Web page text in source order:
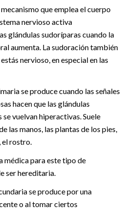
que emplea el cuerpo
nervioso activa
glándulas sudoríparas cuando la
aumenta. La sudoración también
nervioso, en especial en las
se produce cuando las señales
hacen que las glándulas
vuelvan hiperactivas. Suele
las manos, las plantas de los pies,
el rostro.
médica para este tipo de
ser hereditaria.
se produce por una
o al tomar ciertos